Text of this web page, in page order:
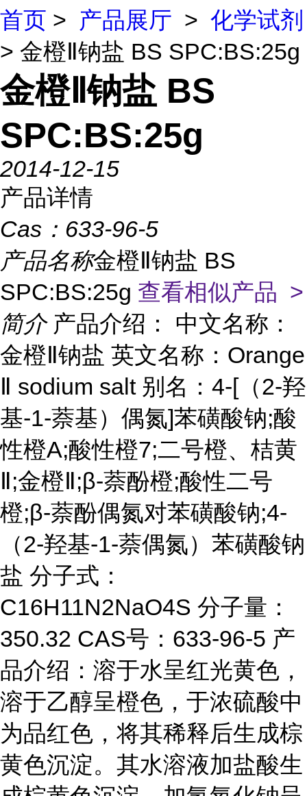
首页 > 产品展厅 > 化学试剂
> 金橙Ⅱ钠盐 BS SPC:BS:25g
金橙Ⅱ钠盐 BS
SPC:BS:25g
2014-12-15
产品详情
Cas： 633-96-5
产品名称金橙Ⅱ钠盐 BS
SPC:BS:25g 查看相似产品 >
简介 产品介绍： 中文名称：
金橙Ⅱ钠盐 英文名称：Orange
Ⅱ sodium salt 别名：4-[（2-羟
基-1-萘基）偶氮]苯磺酸钠;酸
性橙A;酸性橙7;二号橙、桔黄
Ⅱ;金橙Ⅱ;β-萘酚橙;酸性二号
橙;β-萘酚偶氮对苯磺酸钠;4-
（2-羟基-1-萘偶氮）苯磺酸钠
盐 分子式：
C16H11N2NaO4S 分子量：
350.32 CAS号：633-96-5 产
品介绍：溶于水呈红光黄色，
溶于乙醇呈橙色，于浓硫酸中
为品红色，将其稀释后生成棕
黄色沉淀。其水溶液加盐酸生